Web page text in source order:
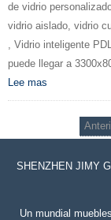
de vidrio
vidrio aislado, vidrio
, Vidrio inteligente
puede llegar a
Lee mas
SHENZHEN JIMY
Un mundial